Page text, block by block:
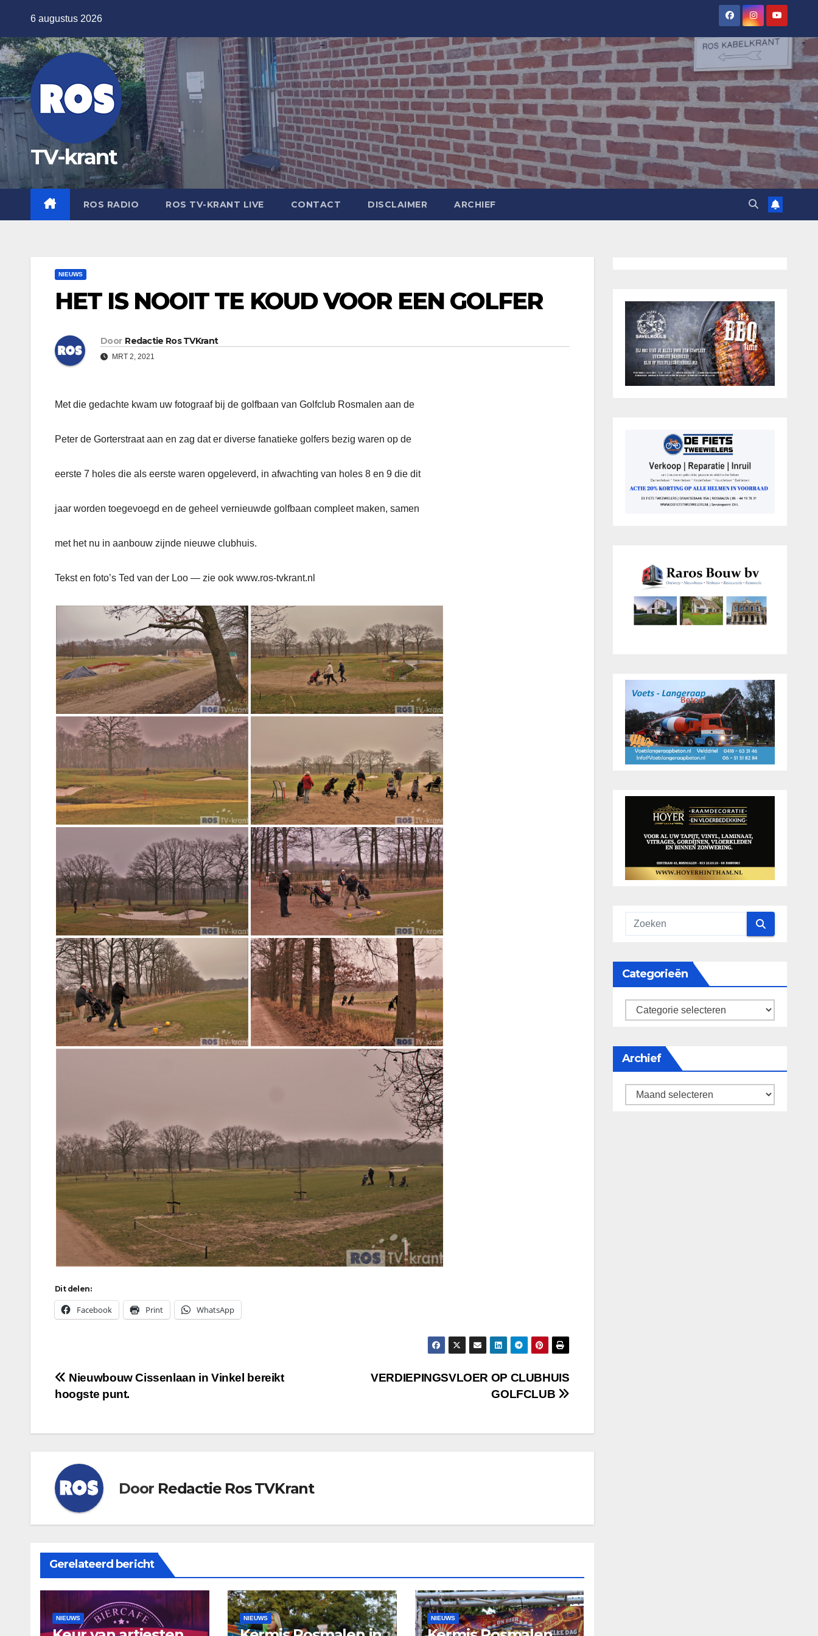
de
inhoud
6 augustus 2026
TV-krant
ROS RADIO ROS TV-KRANT LIVE CONTACT DISCLAIMER ARCHIEF
NIEUWS
HET IS NOOIT TE KOUD VOOR EEN GOLFER
Door Redactie Ros TVKrant
MRT 2, 2021
Met die gedachte kwam uw fotograaf bij de golfbaan van Golfclub Rosmalen aan de
Peter de Gorterstraat aan en zag dat er diverse fanatieke golfers bezig waren op de
eerste 7 holes die als eerste waren opgeleverd, in afwachting van holes 8 en 9 die dit
jaar worden toegevoegd en de geheel vernieuwde golfbaan compleet maken, samen
met het nu in aanbouw zijnde nieuwe clubhuis.
Tekst en foto’s Ted van der Loo — zie ook www.ros-tvkrant.nl
Dit delen:
Facebook Print WhatsApp
Bericht
navigatie
VERDIEPINGSVLOER OP CLUBHUIS
GOLFCLUB
Nieuwbouw Cissenlaan in Vinkel bereikt
hoogste punt.
Door Redactie Ros TVKrant
Gerelateerd bericht
NIEUWS NIEUWS NIEUWS
Categorieën
categorieën
Archief
Archief